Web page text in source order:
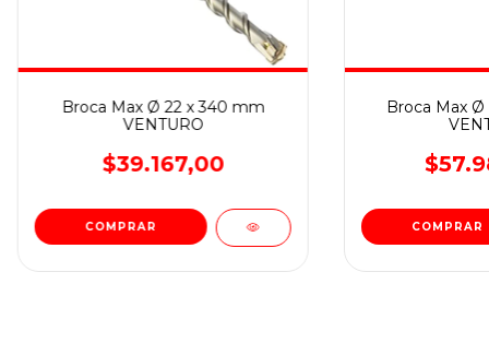
Broca Max Ø 22 x 340 mm
VENTURO
$39.167,00
Broca Max